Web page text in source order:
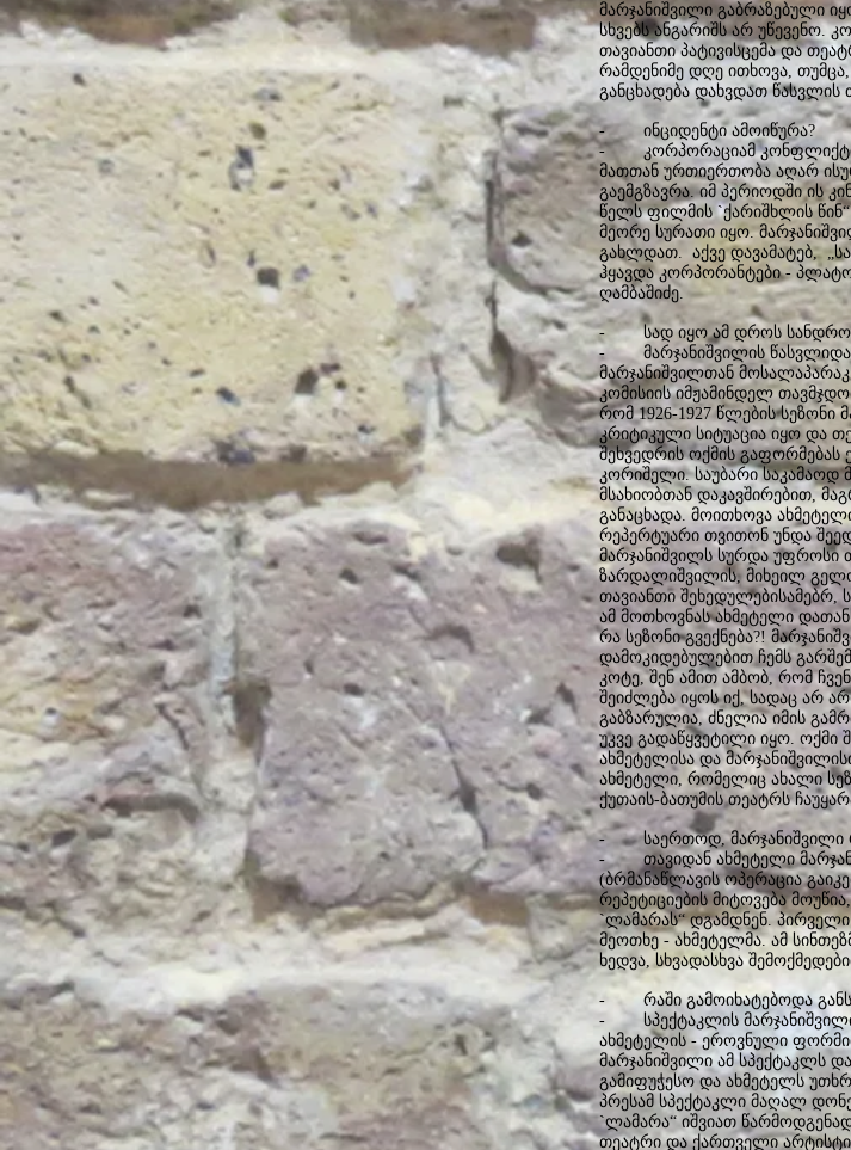
მარჯანიშვილი გაბრაზებული
სხვებს ანგარიშს არ უწევენო.
თავიანთი პატივისცემა და
რამდენიმე დღე ითხოვა,
განცხადება დახვდათ წასვლის
- ინციდენტი ამოიწურა?
- კორპორაციამ კონფლიქტის
მათთან ურთიერთობა აღარ
გაემგზავრა. იმ პერიოდში ის
წელს ფილმის `ქარიშხლის
მეორე სურათი იყო.
გახლდათ. აქვე დავამატებ,
ჰყავდა კორპორანტები -
ღამბაშიძე.
- სად იყო ამ დროს სანდრო
- მარჯანიშვილის წასვლიდან
მარჯანიშვილთან
კომისიის იმჟამინდელ
რომ 1926-1927 წლების
კრიტიკული სიტუაცია იყო და
შეხვედრის ოქმის
კორიშელი. საუბარი საკამაოდ
მსახიობთან დაკავშირებით,
განაცხადა. მოითხოვა
რეპერტუარი თვითონ უნდა
მარჯანიშვილს სურდა უფროსი
ზარდალიშვილის, მიხეილ
თავიანთი შეხედულებისამებრ,
ამ მოთხოვნას ახმეტელი
რა სეზონი გვექნება?!
დამოკიდებულებით ჩემს
კოტე, შენ ამით ამბობ, რომ
შეიძლება იყოს იქ, სადაც არ
გაბზარულია, ძნელია იმის
უკვე გადაწყვეტილი იყო.
ახმეტელისა და
ახმეტელი, რომელიც ახალი
ქუთაის-ბათუმის თეატრს
- საერთოდ, მარჯანიშვილი
- თავიდან ახმეტელი
(ბრმანაწლავის ოპერაცია
რეპეტიციების მიტოვება
`ლამარას“ დგამდნენ.
მეოთხე - ახმეტელმა. ამ
ხედვა, სხვადასხვა
- რაში გამოიხატებოდა
- სპექტაკლის
ახმეტელის - ეროვნული
მარჯანიშვილი ამ სპექტაკლს
გამიფუჭესო და ახმეტელს
პრესამ სპექტაკლი მაღალ
`ლამარა“ იშვიათ
თეატრი და ქართველი